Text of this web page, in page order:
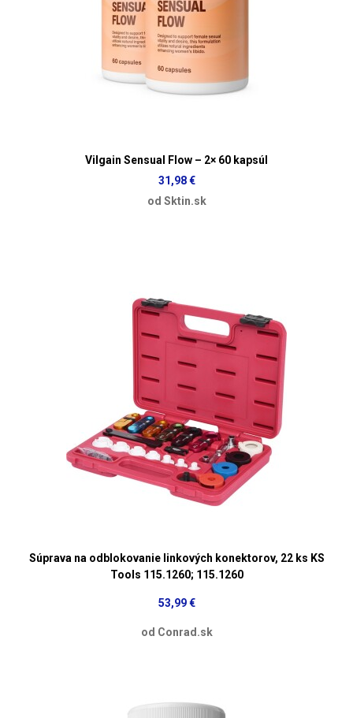
Vilgain Sensual Flow – 2× 60 kapsúl
31,98 €
od Sktin.sk
Súprava na odblokovanie linkových konektorov, 22 ks KS
Tools 115.1260; 115.1260
53,99 €
od Conrad.sk